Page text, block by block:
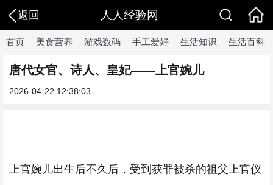
返回 人人经验网
首页 美食营养 游戏数码 手工爱好 生活知识 生活百科
唐代女官、诗人、皇妃——上官婉儿
2026-04-22 12:38:03
上官婉儿出生后不久后，受到获罪被杀的祖父上官仪